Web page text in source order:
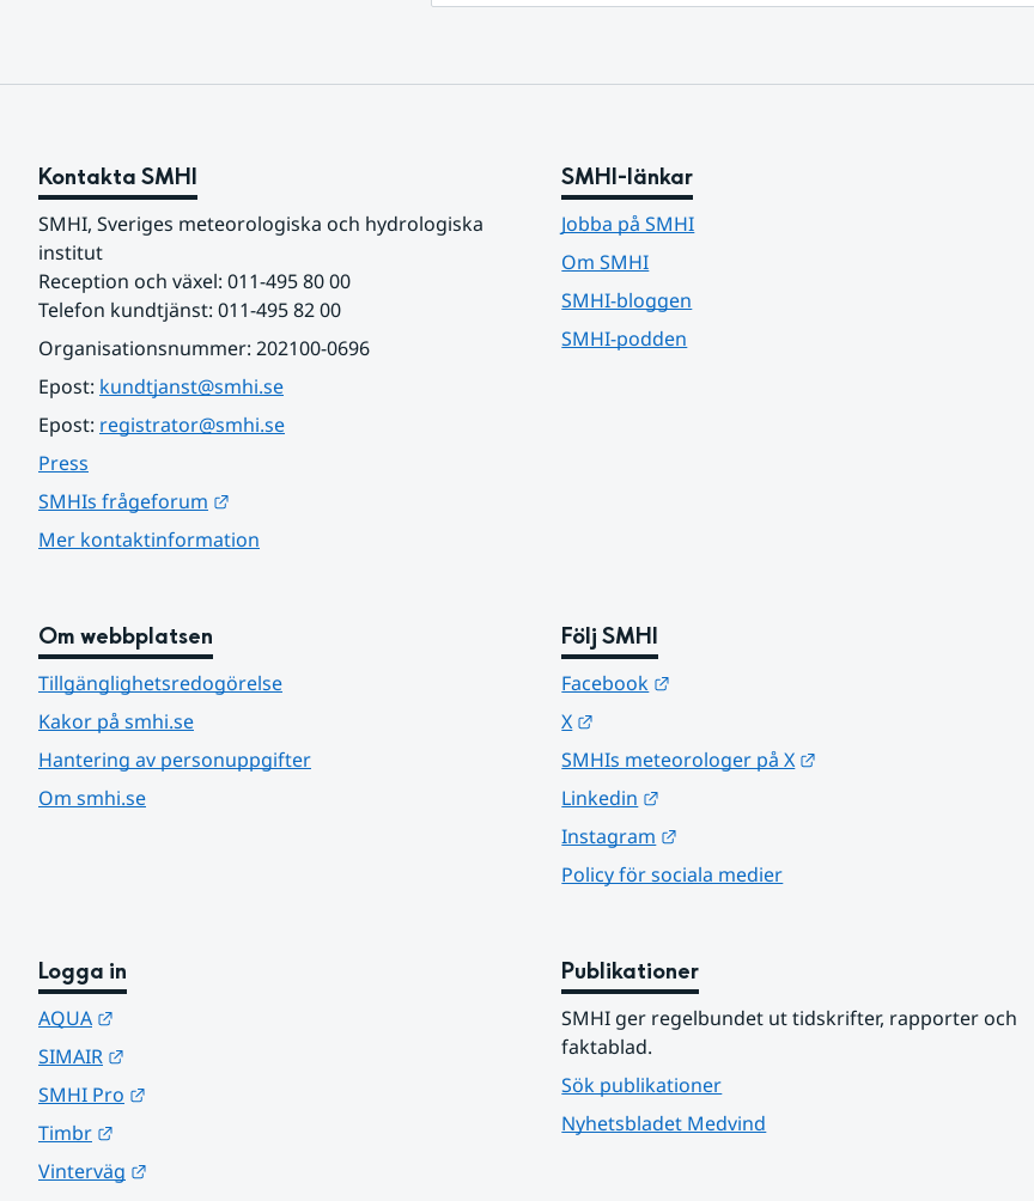
Kontakta SMHI
SMHI, Sveriges meteorologiska och hydrologiska
institut
Reception och växel: 011-495 80 00
Telefon kundtjänst: 011-495 82 00
Organisationsnummer: 202100-0696
Epost: kundtjanst@smhi.se
Epost: registrator@smhi.se
Press
SMHIs frågeforum
Mer kontaktinformation
SMHI-länkar
Jobba på SMHI
Om SMHI
SMHI-bloggen
SMHI-podden
Om webbplatsen
Tillgänglighetsredogörelse
Kakor på smhi.se
Hantering av personuppgifter
Om smhi.se
Följ SMHI
Facebook
X
SMHIs meteorologer på X
Linkedin
Instagram
Policy för sociala medier
Logga in
AQUA
SIMAIR
SMHI Pro
Timbr
Vinterväg
Publikationer
SMHI ger regelbundet ut tidskrifter, rapporter och
faktablad.
Sök publikationer
Nyhetsbladet Medvind